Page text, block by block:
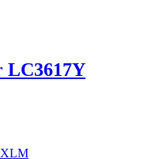
LC3617Y